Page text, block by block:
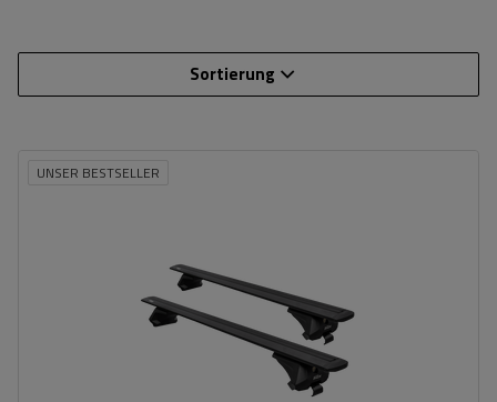
Sortierung
UNSER BESTSELLER